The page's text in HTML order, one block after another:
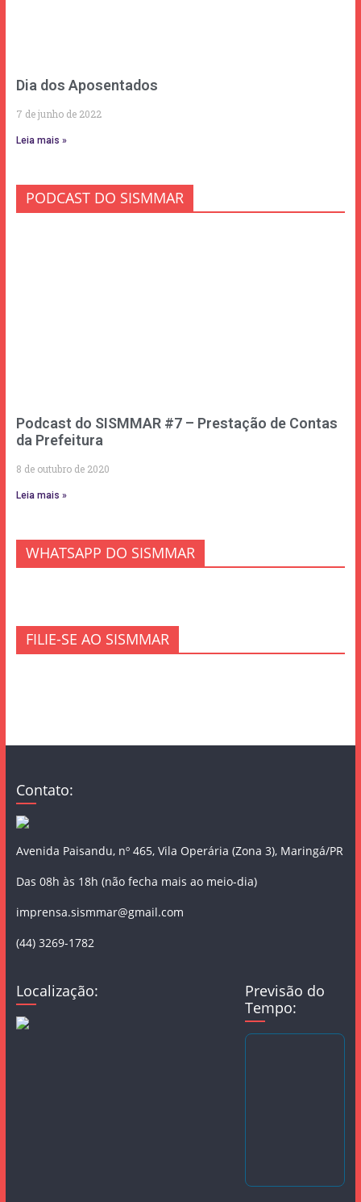
Dia dos Aposentados
7 de junho de 2022
Leia mais »
PODCAST DO SISMMAR
Podcast do SISMMAR #7 – Prestação de Contas
da Prefeitura
8 de outubro de 2020
Leia mais »
WHATSAPP DO SISMMAR
FILIE-SE AO SISMMAR
Contato:
Avenida Paisandu, nº 465, Vila Operária (Zona 3), Maringá/PR
Das 08h às 18h (não fecha mais ao meio-dia)
imprensa.sismmar@gmail.com
(44) 3269-1782
Localização:
Previsão do
Tempo: